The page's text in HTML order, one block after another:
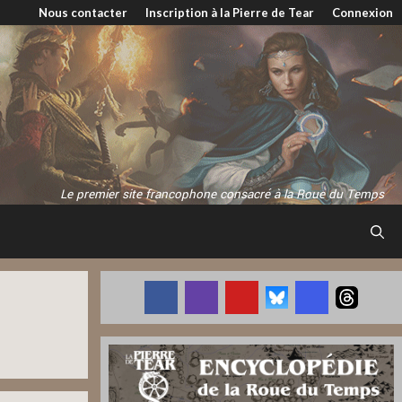
Nous contacter Inscription à la Pierre de Tear Connexion
Le premier site francophone consacré à la Roue du Temps